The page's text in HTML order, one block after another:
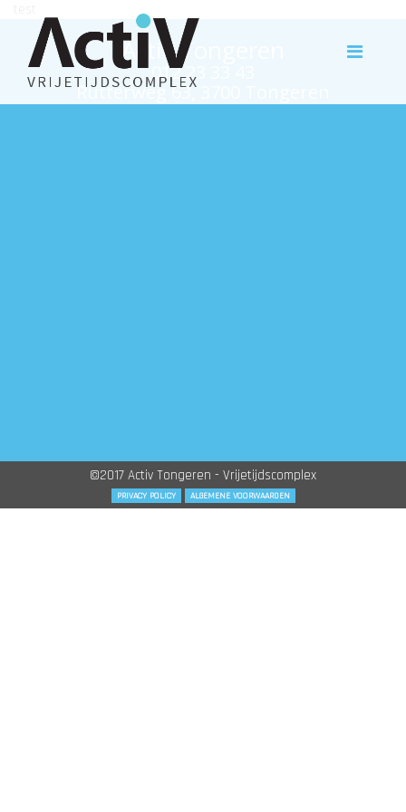
Activ Tongeren
012 23 33 43
Rutterweg 63, 3700 Tongeren
©2017 Activ Tongeren - Vrijetijdscomplex
PRIVACY POLICY ALGEMENE VOORWAARDEN